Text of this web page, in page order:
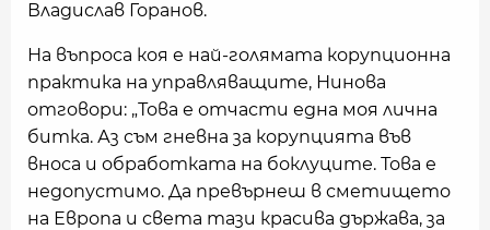
Владислав Горанов.
На въпроса коя е най-голямата корупционна
практика на управляващите, Нинова
отговори: „Това е отчасти една моя лична
битка. Аз съм гневна за корупцията във
вноса и обработката на боклуците. Това е
недопустимо. Да превърнеш в сметището
на Европа и света тази красива държава, за